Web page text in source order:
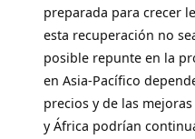
preparada para crecer
esta recuperación no
posible repunte en la
en Asia-Pacífico
precios y de las
y África podrían